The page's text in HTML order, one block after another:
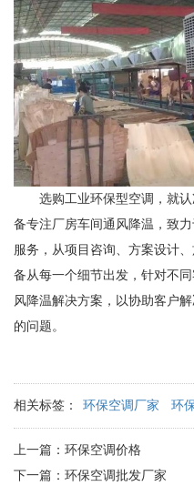
选购工业环保型空调，就
备专注厂房车间通风降温，致
服务，从项目咨询、方案设计
备从每一个细节出发，针对不
风降温解决方案，以协助客户
的问题。
相关标签： 环保空调厂家 环
上一篇： 环保空调价格
下一篇： 环保空调批发厂家